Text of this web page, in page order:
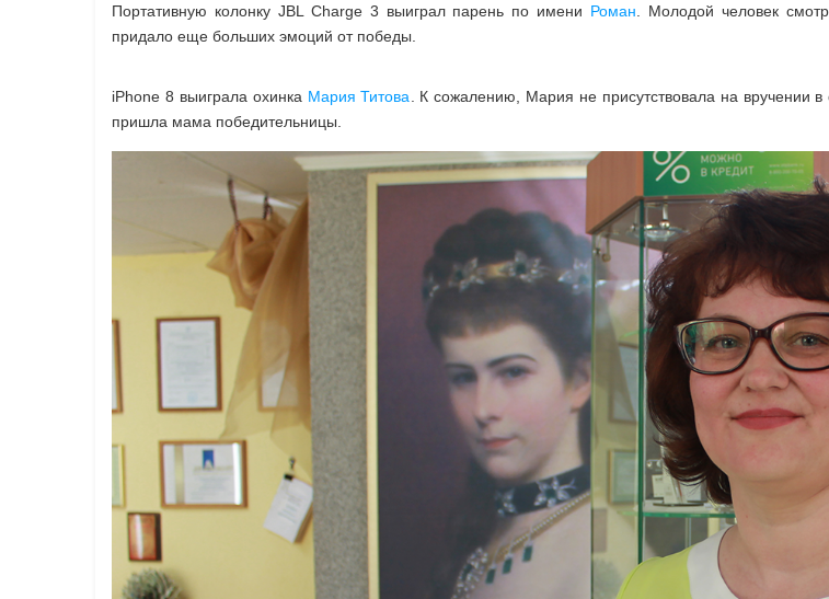
Портативную колонку JBL Charge 3 выиграл парень по имени Роман . Молодой человек
придало еще больших эмоций от победы.
iPhone 8 выиграла охинка Мария Титова . К сожалению, Мария не присутствовала на вручении
пришла мама победительницы.